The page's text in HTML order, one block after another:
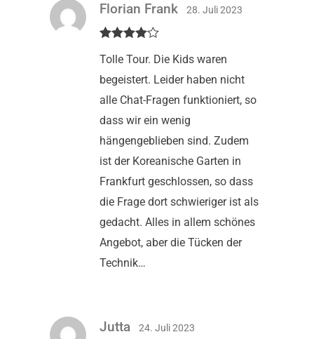
mit 4von
Florian Frank 28. Juli 2023
Tolle Tour. Die Kids waren
begeistert. Leider haben nicht
alle Chat-Fragen funktioniert, so
dass wir ein wenig
hängengeblieben sind. Zudem
ist der Koreanische Garten in
Frankfurt geschlossen, so dass
die Frage dort schwieriger ist als
gedacht. Alles in allem schönes
Angebot, aber die Tücken der
Technik…
Jutta 24. Juli 2023